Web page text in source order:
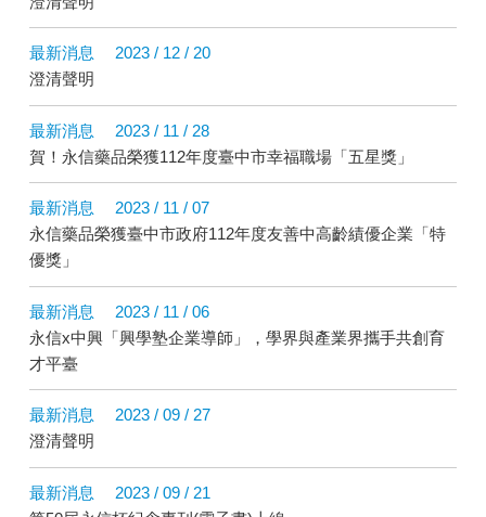
最新消息
2023 / 12 / 20
澄清聲明
最新消息
2023 / 11 / 28
賀！永信藥品榮獲112年度臺中市幸福職場「五星獎」
最新消息
2023 / 11 / 07
永信藥品榮獲臺中市政府112年度友善中高齡績優企業「特
優獎」
最新消息
2023 / 11 / 06
永信x中興「興學塾企業導師」，學界與產業界攜手共創育
才平臺
最新消息
2023 / 09 / 27
澄清聲明
最新消息
2023 / 09 / 21